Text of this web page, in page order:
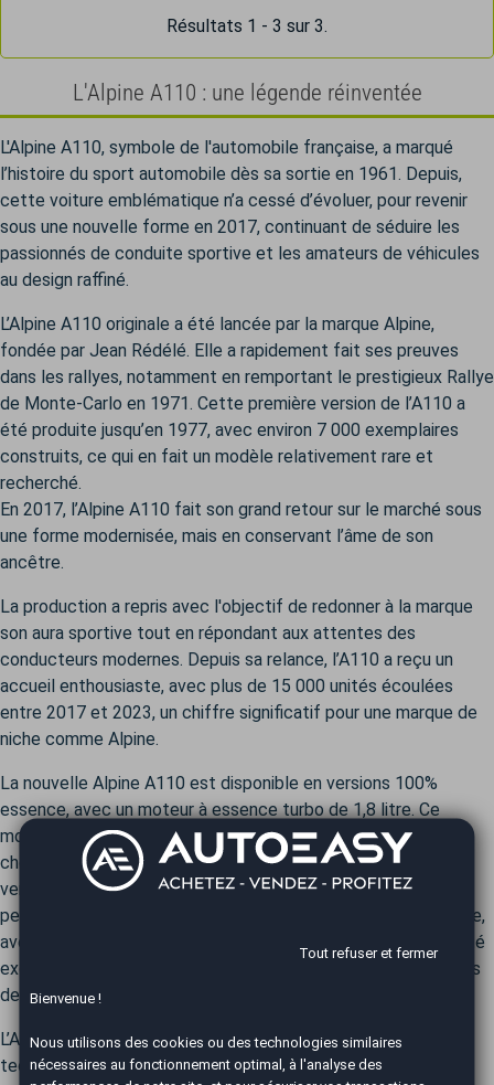
Résultats 1 - 3 sur 3.
L'Alpine A110 : une légende réinventée
L'Alpine A110, symbole de l'automobile française, a marqué
l’histoire du sport automobile dès sa sortie en 1961. Depuis,
cette voiture emblématique n’a cessé d’évoluer, pour revenir
sous une nouvelle forme en 2017, continuant de séduire les
passionnés de conduite sportive et les amateurs de véhicules
au design raffiné.
L’Alpine A110 originale a été lancée par la marque Alpine,
fondée par Jean Rédélé. Elle a rapidement fait ses preuves
dans les rallyes, notamment en remportant le prestigieux Rallye
de Monte-Carlo en 1971. Cette première version de l’A110 a
été produite jusqu’en 1977, avec environ 7 000 exemplaires
construits, ce qui en fait un modèle relativement rare et
recherché.
En 2017, l’Alpine A110 fait son grand retour sur le marché sous
une forme modernisée, mais en conservant l’âme de son
ancêtre.
La production a repris avec l'objectif de redonner à la marque
son aura sportive tout en répondant aux attentes des
conducteurs modernes. Depuis sa relance, l’A110 a reçu un
accueil enthousiaste, avec plus de 15 000 unités écoulées
entre 2017 et 2023, un chiffre significatif pour une marque de
niche comme Alpine.
La nouvelle Alpine A110 est disponible en versions 100%
essence, avec un moteur à essence turbo de 1,8 litre. Ce
moteur développe différentes puissances selon la version
choisie : la version de base délivre 252 chevaux, tandis que la
version A110S grimpe à 292 chevaux, offrant des
performances impressionnantes. L’A110 est une voiture légère,
avec un poids d'environ 1 100 kg, ce qui permet une maniabilité
exceptionnelle et une conduite agile, idéale pour les amateurs
de sensations fortes.
L’A110S, avec sa puissance accrue et ses améliorations
techniques, se distingue par son côté encore plus sportif.
Tout refuser et fermer
Bienvenue !
Nous utilisons des cookies ou des technologies similaires
nécessaires au fonctionnement optimal, à l'analyse des